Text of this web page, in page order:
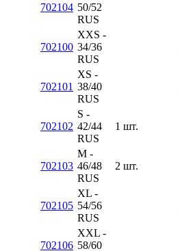
702104 50/52
RUS
702100
XXS -
34/36
RUS
702101
XS -
38/40
RUS
702102
S -
42/44
RUS
1 шт.
702103
M -
46/48
RUS
2 шт.
702105
XL -
54/56
RUS
702106
XXL -
58/60